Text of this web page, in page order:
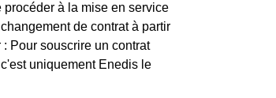
à la mise en service
de contrat à partir
Pour souscrire un contrat
uniquement Enedis le